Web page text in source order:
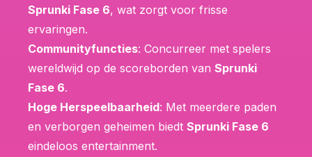
Sprunki Fase 6, wat zorgt voor frisse
ervaringen.
Communityfuncties: Concurreer met spelers
wereldwijd op de scoreborden van Sprunki
Fase 6.
Hoge Herspeelbaarheid: Met meerdere paden
en verborgen geheimen biedt Sprunki Fase 6
eindeloos entertainment.